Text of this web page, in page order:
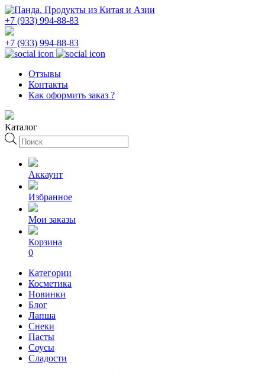
+7 (933) 994-88-83
+7 (933) 994-88-83
Отзывы
Контакты
Как оформить заказ ?
Каталог
Поиск
товаров
Аккаунт
Избранное
Мои заказы
Корзина
0
Категории
Косметика
Новинки
Блог
Лапша
Снеки
Пасты
Соусы
Сладости